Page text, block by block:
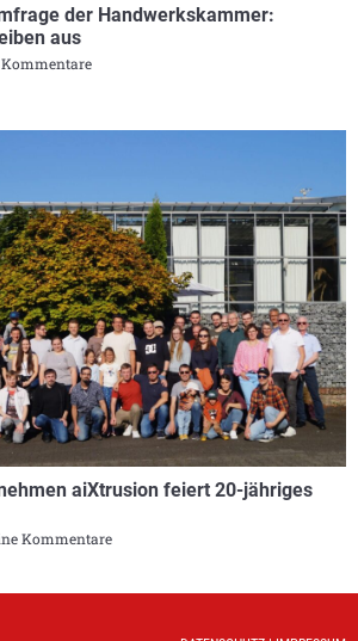
der Handwerkskammer:
aus
aiXtrusion feiert 20-jähriges
Kommentare